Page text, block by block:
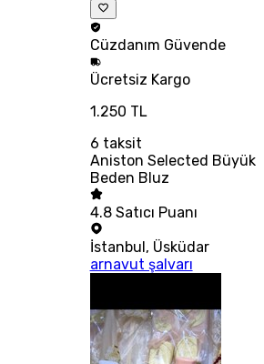
Cüzdanım Güvende
Ücretsiz Kargo
1.250 TL
6 taksit
Aniston Selected Büyük
Beden Bluz
4.8 Satıcı Puanı
İstanbul, Üsküdar
arnavut şalvarı